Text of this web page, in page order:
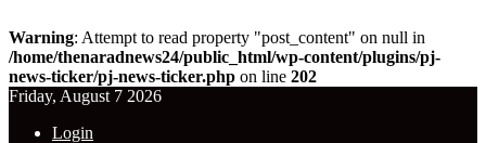
Warning: Attempt to read property "post_content" on null in
/home/thenaradnews24/public_html/wp-content/plugins/pj-
news-ticker/pj-news-ticker.php on line 202
Friday, August 7 2026
Login